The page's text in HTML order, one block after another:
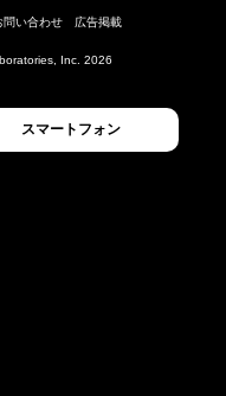
問い合わせ 広告掲載
Inc. 2026
スマートフォン